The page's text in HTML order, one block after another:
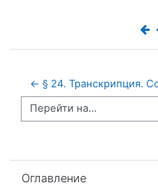
← § 24. Транскрипция.
Перейти на...
Оглавление